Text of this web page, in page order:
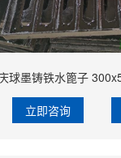
立即咨询